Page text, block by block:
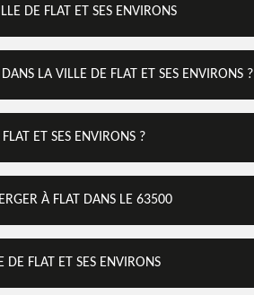
DE FLAT ET SES ENVIRONS
LA VILLE DE FLAT ET SES ENVIRONS ?
ET SES ENVIRONS ?
À FLAT DANS LE 63500
FLAT ET SES ENVIRONS